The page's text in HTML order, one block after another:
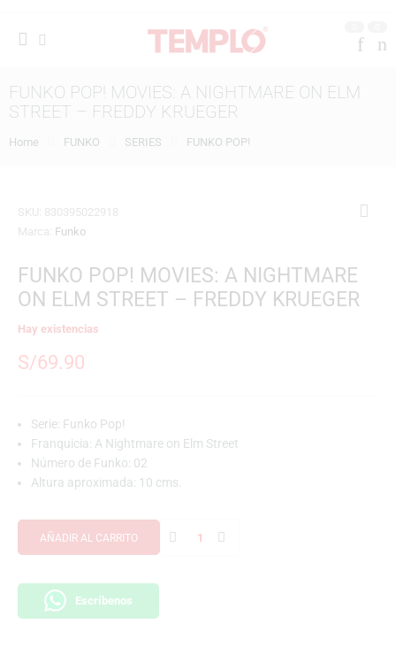
FUNKO POP! MOVIES: A NIGHTMARE ON ELM
STREET – FREDDY KRUEGER
Home FUNKO SERIES FUNKO POP!
SKU: 830395022918
Marca: Funko
FUNKO POP! MOVIES: A NIGHTMARE
ON ELM STREET – FREDDY KRUEGER
Hay existencias
S/69.90
Serie: Funko Pop!
Franquicia: A Nightmare on Elm Street
Número de Funko: 02
Altura aproximada: 10 cms.
AÑADIR AL CARRITO
Escríbenos